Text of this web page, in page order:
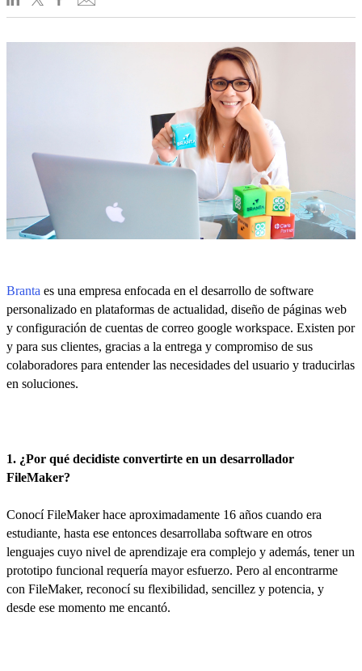
Branta es una empresa enfocada en el desarrollo de software
personalizado en plataformas de actualidad, diseño de páginas web
y configuración de cuentas de correo google workspace. Existen por
y para sus clientes, gracias a la entrega y compromiso de sus
colaboradores para entender las necesidades del usuario y traducirlas
en soluciones.
1. ¿Por qué decidiste convertirte en un desarrollador
FileMaker?
Conocí FileMaker hace aproximadamente 16 años cuando era
estudiante, hasta ese entonces desarrollaba software en otros
lenguajes cuyo nivel de aprendizaje era complejo y además, tener un
prototipo funcional requería mayor esfuerzo. Pero al encontrarme
con FileMaker, reconocí su flexibilidad, sencillez y potencia, y
desde ese momento me encantó.